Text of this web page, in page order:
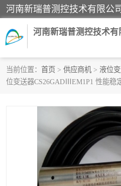
河南新瑞普测控技术有
当前位置： 首页 > 供应商机 > 液位
位变送器CS26GADⅢEM1P1 性能稳
霍尼韦尔压力变送器
1151/3351产品分类
液位变送器
标准型工业压力变送器